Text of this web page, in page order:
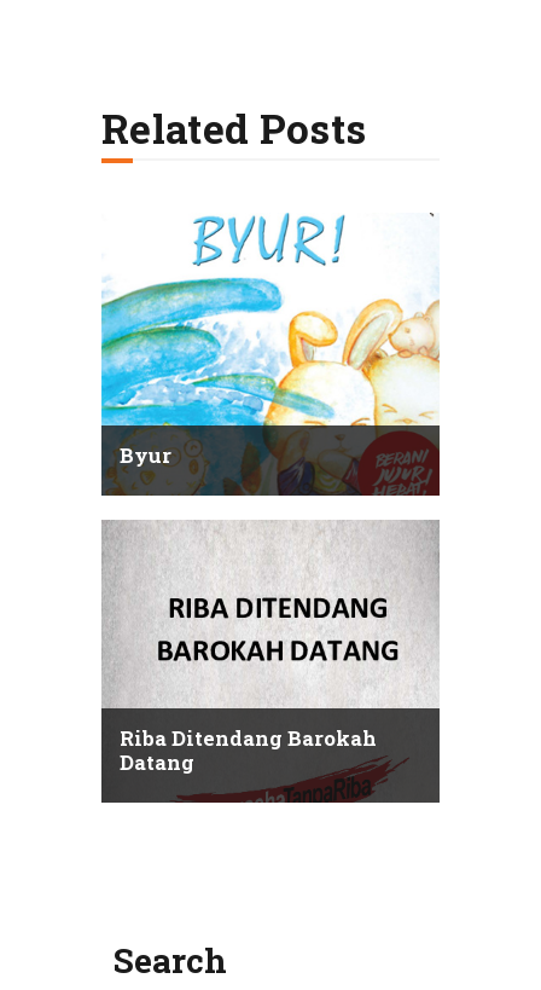
Related Posts
Byur
Riba Ditendang Barokah
Datang
Search